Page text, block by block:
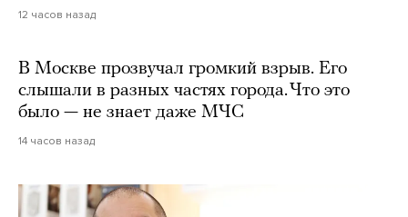
12 часов назад
В Москве прозвучал громкий взрыв. Его
слышали в разных частях города. Что это
было — не знает даже МЧС
14 часов назад